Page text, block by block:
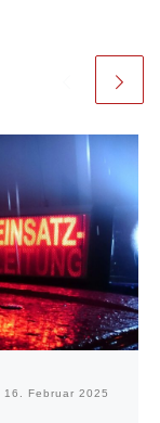
16. Februar 2025